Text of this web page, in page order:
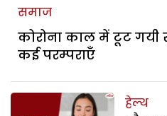
समाज
कोरोना काल में टूट गयी
कई परम्पराएँ
हेल्थ